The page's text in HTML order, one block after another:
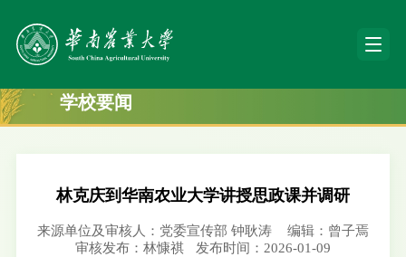
学校要闻
林克庆到华南农业大学讲授思政课并调研
来源单位及审核人：党委宣传部 钟耿涛
编辑：曾子焉
审核发布：林慷祺
发布时间：2026-01-09